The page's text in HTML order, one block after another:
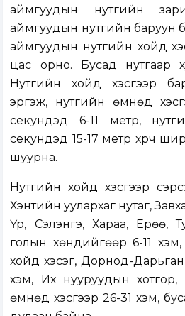
аймгуудын нутгийн
аймгуудын нутгийн баруун
аймгуудын нутгийн хойд
цас орно. Бусад нутгаар
Нутгийн хойд хэсгээр
эргэж, нутгийн өмнөд
секундэд 6-11 метр,
секундэд 15-17 метр хүрч
шуурна.
Нутгийн хойд хэсгээр
Хэнтийн уулархаг нутаг,
Үүр, Сэлэнгэ, Хараа, Ерөө,
голын хөндийгөөр 6-11
хойд хэсэг, Дорнод-
хэм, Их нууруудын хотгор,
өмнөд хэсгээр 26-31 хэм,